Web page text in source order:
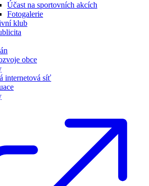
Účast na sportovních akcích
Fotogalerie
klub
obce
internetová síť